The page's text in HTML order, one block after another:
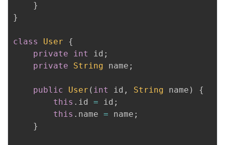
}
}
class User
{
private
int id ;
private
String name ;
public User ( int id , String name )
{
this . id = id ;
this . name = name ;
}